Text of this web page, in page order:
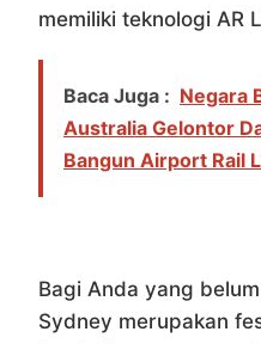
memiliki teknologi AR
Baca Juga : Negara
Australia Gelontor
Bangun Airport Rail
Bagi Anda yang
Sydney merupakan